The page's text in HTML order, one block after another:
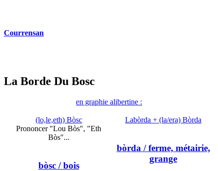
Courrensan
La Borde Du Bosc
en graphie alibertine :
(lo,le,eth) Bòsc
Prononcer "Lou Bòs", "Eth
Bòs"...
bòsc/ bois
Labòrda + (la/era) Bòrda
bòrda / ferme, métairie,
grange